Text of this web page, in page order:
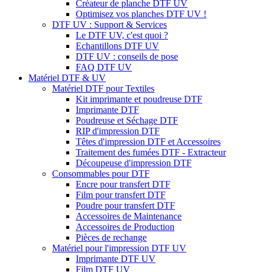
Créateur de planche DTF UV
Optimisez vos planches DTF UV !
DTF UV : Support & Services
Le DTF UV, c'est quoi ?
Echantillons DTF UV
DTF UV : conseils de pose
FAQ DTF UV
Matériel DTF & UV
Matériel DTF pour Textiles
Kit imprimante et poudreuse DTF
Imprimante DTF
Poudreuse et Séchage DTF
RIP d'impression DTF
Têtes d'impression DTF et Accessoires
Traitement des fumées DTF - Extracteur
Découpeuse d'impression DTF
Consommables pour DTF
Encre pour transfert DTF
Film pour transfert DTF
Poudre pour transfert DTF
Accessoires de Maintenance
Accessoires de Production
Pièces de rechange
Matériel pour l'impression DTF UV
Imprimante DTF UV
Film DTF UV